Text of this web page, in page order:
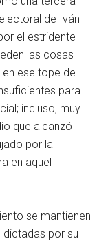
de Iván
el estridente
las cosas
ese tope de
para
incluso, muy
que alcanzó
por la
en aquel
se mantienen
dictadas por su